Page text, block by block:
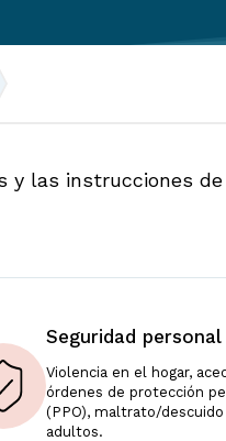
las instrucciones
Seguridad personal
Violencia en el hogar,
órdenes de protección
(PPO), maltrato/descuido
adultos.